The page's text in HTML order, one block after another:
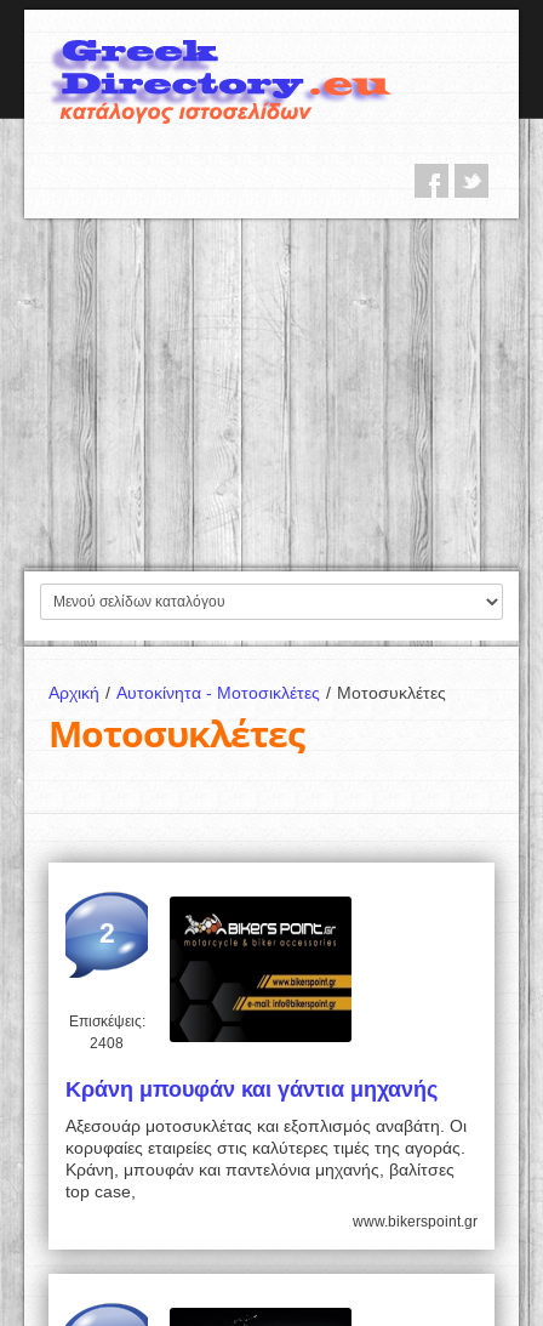
Αρχική / Αυτοκίνητα - Μοτοσικλέτες / Μοτοσυκλέτες
Μοτοσυκλέτες
2
Επισκέψεις:
2408
Κράνη μπουφάν και γάντια μηχανής
Αξεσουάρ μοτοσυκλέτας και εξοπλισμός αναβάτη. Οι
κορυφαίες εταιρείες στις καλύτερες τιμές της αγοράς.
Κράνη, μπουφάν και παντελόνια μηχανής, βαλίτσες
top case,
www.bikerspoint.gr